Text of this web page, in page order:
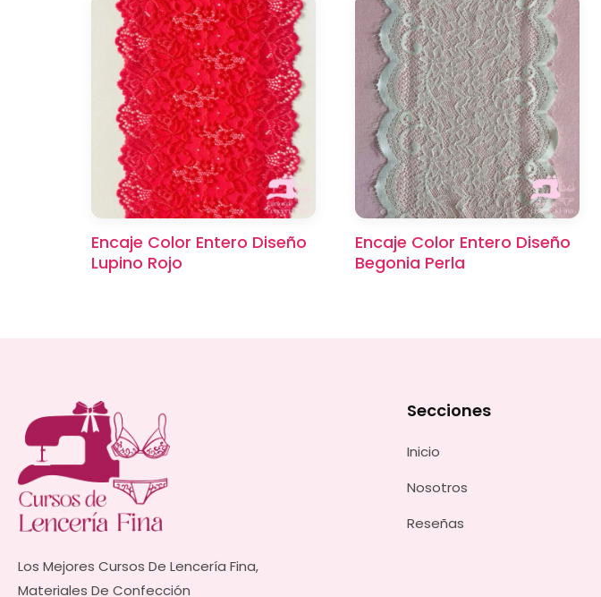
Encaje Color Entero Diseño
Lupino Rojo
Encaje Color Entero Diseño
Begonia Perla
Los Mejores Cursos De Lencería Fina,
Materiales De Confección
Secciones
Inicio
Nosotros
Reseñas